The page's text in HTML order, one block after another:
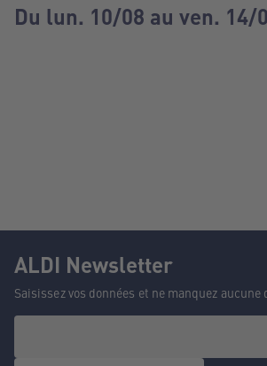
Du lun. 10/08 au ven. 14/
ALDI Newsletter
Saisissez vos données et ne manquez aucune